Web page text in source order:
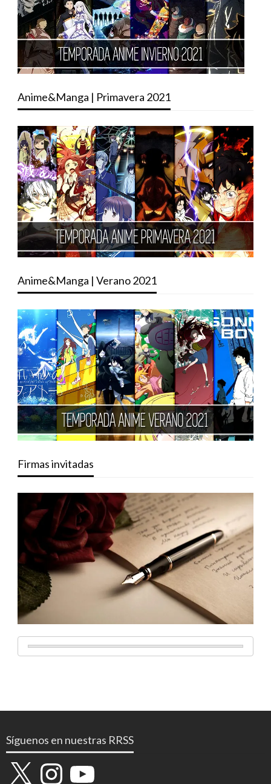
Anime&Manga | Primavera 2021
Anime&Manga | Verano 2021
Firmas invitadas
Síguenos en nuestras RRSS
X InstagramYouTube